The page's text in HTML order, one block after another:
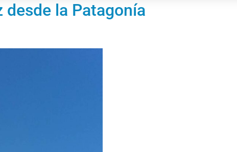
desde la Patagonía